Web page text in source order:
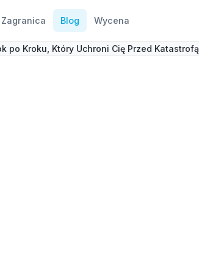
Zagranica Blog Wycena
po Kroku, Który Uchroni Cię Przed Katastrofą